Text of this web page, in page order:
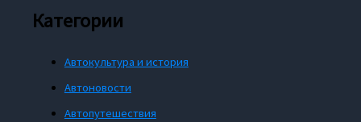
Категории
Автокультура и история
Автоновости
Автопутешествия